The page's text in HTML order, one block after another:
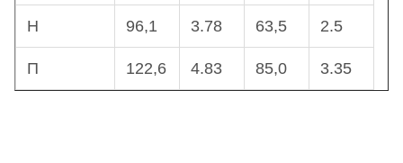
H 96,1 3.78 63,5 2.5
Π 122,6 4.83 85,0 3.35